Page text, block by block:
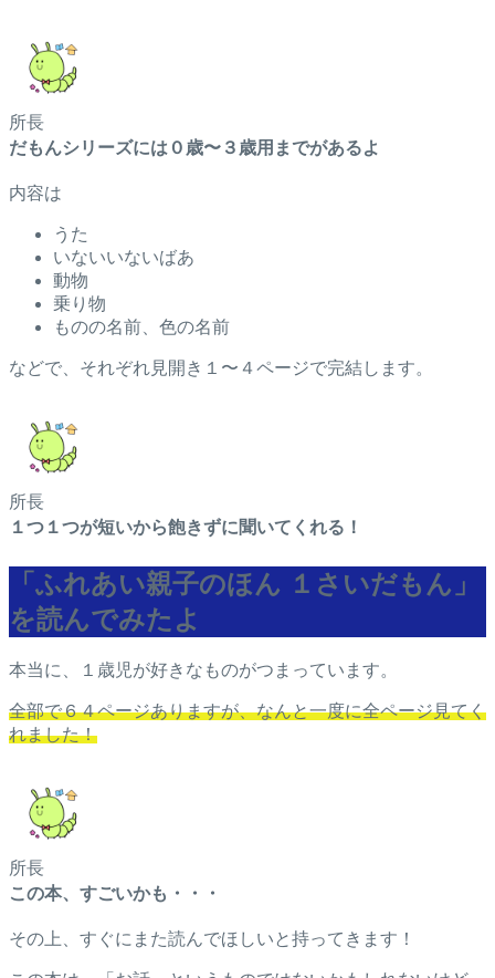
所長
だもんシリーズには０歳〜３歳用までがあるよ
内容は
うた
いないいないばあ
動物
乗り物
ものの名前、色の名前
などで、それぞれ見開き１〜４ページで完結します。
所長
１つ１つが短いから飽きずに聞いてくれる！
「ふれあい親子のほん １さいだもん」
を読んでみたよ
本当に、１歳児が好きなものがつまっています。
全部で６４ページありますが、なんと一度に全ページ見てく
れました！
所長
この本、すごいかも・・・
その上、すぐにまた読んでほしいと持ってきます！